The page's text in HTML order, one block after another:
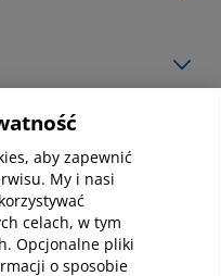
online
aby zapewnić
My i nasi
celach, w tym
Opcjonalne pliki
o sposobie